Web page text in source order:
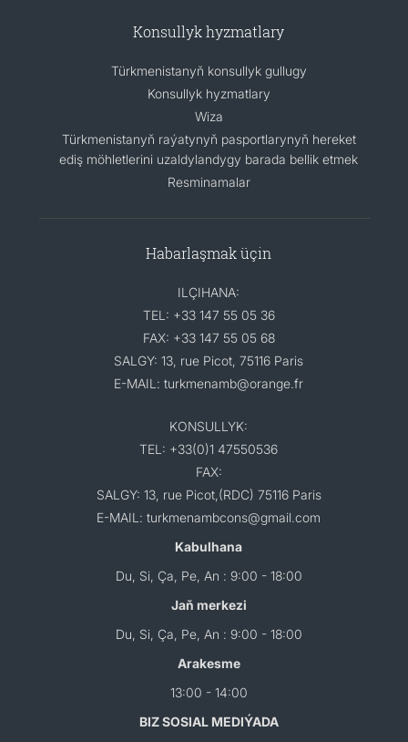
Konsullyk hyzmatlary
Türkmenistanyň konsullyk gullugy
Konsullyk hyzmatlary
Wiza
Türkmenistanyň raýatynyň pasportlarynyň hereket
ediş möhletlerini uzaldylandygy barada bellik etmek
Resminamalar
Habarlaşmak üçin
ILÇIHANA:
TEL: +33 147 55 05 36
FAX: +33 147 55 05 68
SALGY: 13, rue Picot, 75116 Paris
E-MAIL: turkmenamb@orange.fr
KONSULLYK:
TEL: +33(0)1 47550536
FAX:
SALGY: 13, rue Picot,(RDC) 75116 Paris
E-MAIL: turkmenambcons@gmail.com
Kabulhana
Du, Si, Ça, Pe, An : 9:00 - 18:00
Jaň merkezi
Du, Si, Ça, Pe, An : 9:00 - 18:00
Arakesme
13:00 - 14:00
BIZ SOSIAL MEDIÝADA